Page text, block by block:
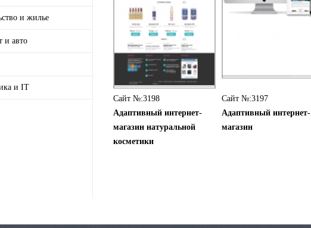
и жилье
и авто
и IT
Сайт №:3198
Адаптивный интернет-
магазин натуральной
косметики
Сайт №:3197
Адаптивный интернет-
магазин